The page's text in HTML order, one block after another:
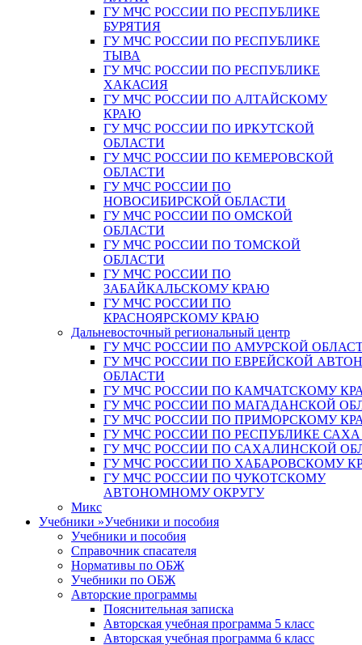
ГУ МЧС РОССИИ ПО РЕСПУБЛИКЕ
БУРЯТИЯ
ГУ МЧС РОССИИ ПО РЕСПУБЛИКЕ
ТЫВА
ГУ МЧС РОССИИ ПО РЕСПУБЛИКЕ
ХАКАСИЯ
ГУ МЧС РОССИИ ПО АЛТАЙСКОМУ
КРАЮ
ГУ МЧС РОССИИ ПО ИРКУТСКОЙ
ОБЛАСТИ
ГУ МЧС РОССИИ ПО КЕМЕРОВСКОЙ
ОБЛАСТИ
ГУ МЧС РОССИИ ПО
НОВОСИБИРСКОЙ ОБЛАСТИ
ГУ МЧС РОССИИ ПО ОМСКОЙ
ОБЛАСТИ
ГУ МЧС РОССИИ ПО ТОМСКОЙ
ОБЛАСТИ
ГУ МЧС РОССИИ ПО
ЗАБАЙКАЛЬСКОМУ КРАЮ
ГУ МЧС РОССИИ ПО
КРАСНОЯРСКОМУ КРАЮ
Дальневосточный региональный центр
ГУ МЧС РОССИИ ПО АМУРСКОЙ
ГУ МЧС РОССИИ ПО ЕВРЕЙСКОЙ
ОБЛАСТИ
ГУ МЧС РОССИИ ПО КАМЧАТСКОМУ
ГУ МЧС РОССИИ ПО МАГАДАНСКОЙ
ГУ МЧС РОССИИ ПО ПРИМОРСКОМУ
ГУ МЧС РОССИИ ПО РЕСПУБЛИКЕ
ГУ МЧС РОССИИ ПО САХАЛИНСКОЙ
ГУ МЧС РОССИИ ПО ХАБАРОВСКОМУ
ГУ МЧС РОССИИ ПО ЧУКОТСКОМУ
АВТОНОМНОМУ ОКРУГУ
Микс
Учебники »Учебники и пособия
Учебники и пособия
Справочник спасателя
Нормативы по ОБЖ
Учебники по ОБЖ
Авторские программы
Пояснительная записка
Авторская учебная программа 5 класс
Авторская учебная программа 6 класс